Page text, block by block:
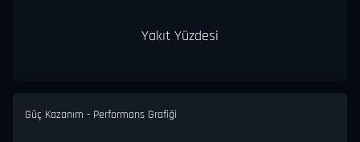
Yakıt Yüzdesi
Güç Kazanım - Performans Grafiği